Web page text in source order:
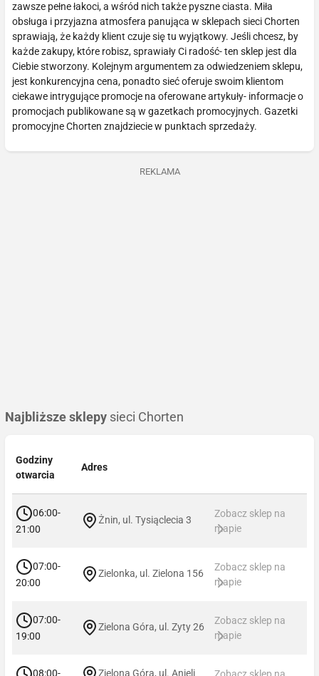
zawsze pełne łakoci, a wśród nich także pyszne ciasta. Miła
obsługa i przyjazna atmosfera panująca w sklepach sieci Chorten
sprawiają, że każdy klient czuje się tu wyjątkowy. Jeśli chcesz, by
każde zakupy, które robisz, sprawiały Ci radość- ten sklep jest dla
Ciebie stworzony. Kolejnym argumentem za odwiedzeniem sklepu,
jest konkurencyjna cena, ponadto sieć oferuje swoim klientom
ciekawe intrygujące promocje na oferowane artykuły- informacje o
promocjach publikowane są w gazetkach promocyjnych. Gazetki
promocyjne Chorten znajdziecie w punktach sprzedaży.
REKLAMA
Najbliższe sklepy sieci Chorten
Godziny
otwarcia
Adres
06:00-
21:00
Żnin, ul. Tysiąclecia 3
Zobacz sklep na
mapie
07:00-
20:00
Zielonka, ul. Zielona 156
Zobacz sklep na
mapie
07:00-
19:00
Zielona Góra, ul. Zyty 26
Zobacz sklep na
mapie
08:00- Zielona Góra, ul. Anieli Zobacz sklep na